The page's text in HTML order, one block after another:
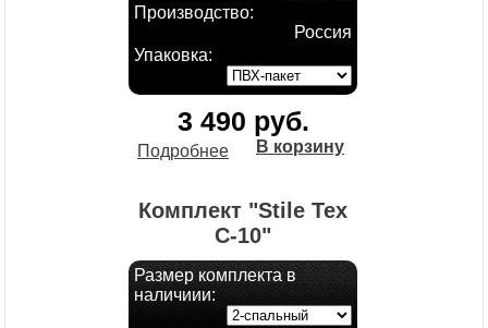
Производство:
Россия
Упаковка:
3 490 руб.
Подробнее В корзину
Комплект "Stile Tex
С-10"
Размер комплекта в
наличиии: